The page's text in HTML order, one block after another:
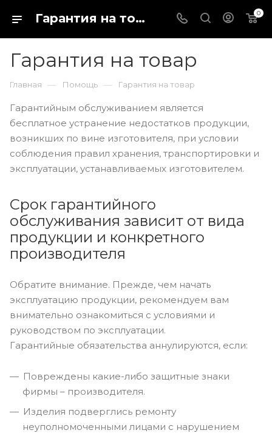
Гарантия на товар 0
Гарантия на товар
Главная — Помощь — Гарантия на товар
Гарантийным обслуживанием является
бесплатное устранение недостатков продукции,
возникших по вине изготовителя, при условии
соблюдения правил хранения, транспортировки и
эксплуатации, устанавливаемых изготовителем.
Срок гарантийного
обслуживания зависит от вида
продукции и конкретного
производителя
Обратите внимание. Прежде, чем начать
эксплуатацию продукции, рекомендуем вам
внимательно ознакомиться с условиями и
руководством по эксплуатации.
Гарантийные обязательства аннулируются, если:
Повреждены какие-либо защитные знаки
фирмы – производителя.
Изделия подверглись ремонту
неуполномоченными лицами с нарушением